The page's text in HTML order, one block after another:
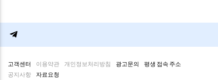
고객센터 이용약관 개인정보처리방침 광고문의
평생 접속 주소
공지사항
자료요청